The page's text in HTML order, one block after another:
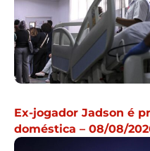
Ex-jogador Jadson é
doméstica – 08/08/